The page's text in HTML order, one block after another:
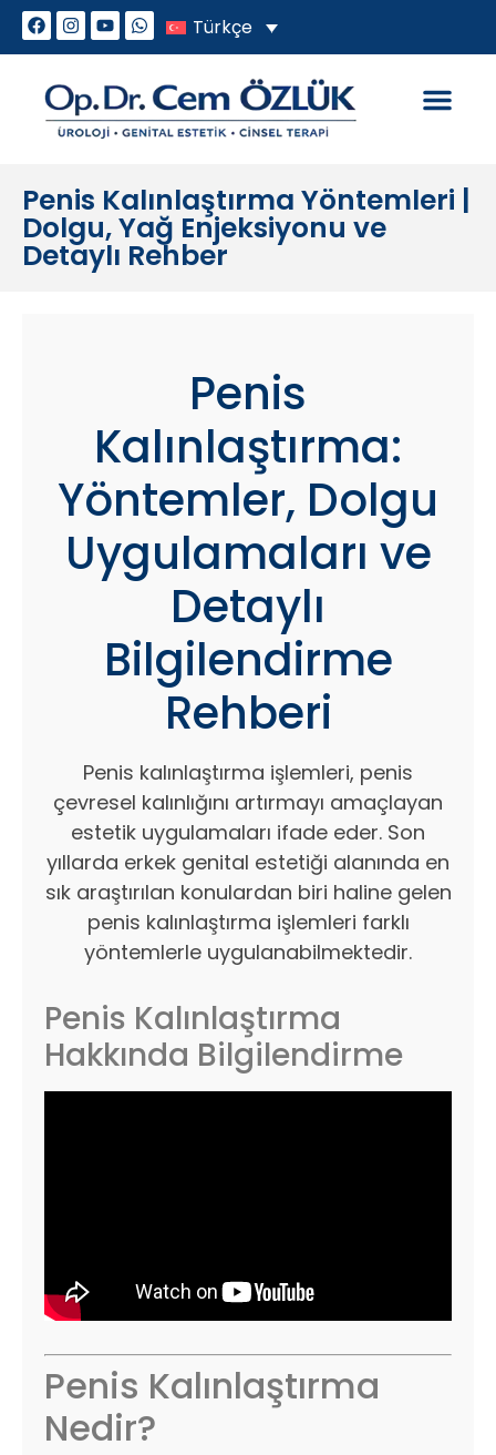
Türkçe
Penis Kalınlaştırma Yöntemleri |
Dolgu, Yağ Enjeksiyonu ve
Detaylı Rehber
Penis
Kalınlaştırma:
Yöntemler, Dolgu
Uygulamaları ve
Detaylı
Bilgilendirme
Rehberi
Penis kalınlaştırma işlemleri, penis
çevresel kalınlığını artırmayı amaçlayan
estetik uygulamaları ifade eder. Son
yıllarda erkek genital estetiği alanında en
sık araştırılan konulardan biri haline gelen
penis kalınlaştırma işlemleri farklı
yöntemlerle uygulanabilmektedir.
Penis Kalınlaştırma
Hakkında Bilgilendirme
Penis Kalınlaştırma
Nedir?